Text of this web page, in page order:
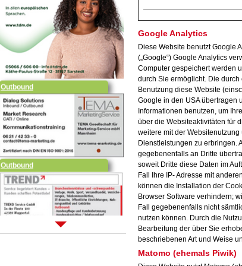
Outbound
Outbound
Sprachdialogsysteme u. Ki/
Google Analytics
Diese Website benutzt Google
(„Google“) Google Analytics
Computer gespeichert werden
durch Sie ermöglicht. Die
Benutzung diese Website
Google in den USA übertragen
Informationen benutzen, um
über die Websiteaktivitäten für
weitere mit der
Dienstleistungen zu erbringen.
gegebenenfalls an Dritte
soweit Dritte diese Daten im
Fall Ihre IP- Adresse mit
können die Installation der
Browser Software verhindern;
Fall gegebenenfalls nicht
nutzen können. Durch die
Bearbeitung der über Sie
beschriebenen Art und Weise
Matomo (ehemals Piwik)